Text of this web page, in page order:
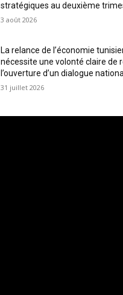
stratégiques au deuxième
3 août 2026
La relance de l’économie
nécessite une volonté claire de
l’ouverture d’un dialogue national
31 juillet 2026